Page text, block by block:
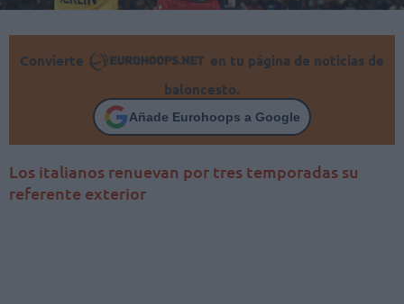
Convierte
en tu página de noticias de
baloncesto.
Añade Eurohoops a Google
Los italianos renuevan por tres temporadas su
referente exterior